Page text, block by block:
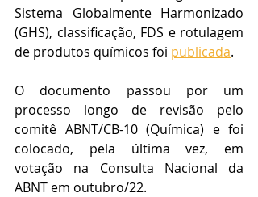
Sistema Globalmente Harmonizado
(GHS), classificação, FDS e rotulagem
de produtos químicos foi publicada.
O documento passou por um
processo longo de revisão pelo
comitê ABNT/CB-10 (Química) e foi
colocado, pela última vez, em
votação na Consulta Nacional da
ABNT em outubro/22.